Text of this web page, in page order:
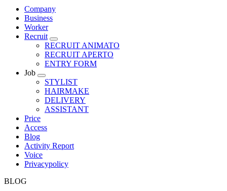
Company
Business
Worker
Recruit
RECRUIT ANIMATO
RECRUIT APERTO
ENTRY FORM
Job
STYLIST
HAIRMAKE
DELIVERY
ASSISTANT
Price
Access
Blog
Activity Report
Voice
Privacypolicy
BLOG